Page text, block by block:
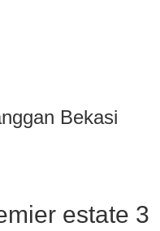
Bekasi
estate 3